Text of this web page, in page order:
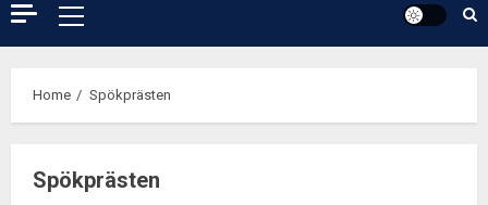
Primary
Menu
Home Spökprästen
Spökprästen